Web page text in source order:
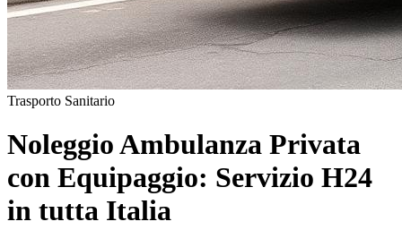
Trasporto Sanitario
Noleggio Ambulanza Privata
con Equipaggio: Servizio H24
in tutta Italia